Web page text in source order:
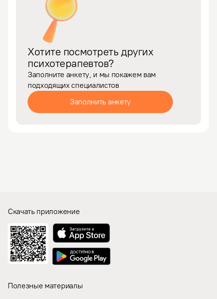
Хотите посмотреть других
психотерапевтов?
Заполните анкету, и мы покажем вам
подходящих специалистов
Заполнить анкету
Скачать приложение
Полезные материалы